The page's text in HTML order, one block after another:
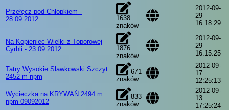
Przełęcz pod Chłopkiem -
28.09.2012
1638
znaków
2012-09-
29
16:18:29
Na Kopieniec Wielki z Toporowej
Cyrhli - 23.09.2012
1876
znaków
2012-09-
29
16:15:25
Tatry Wysokie Sławkowski Szczyt
2452 m npm
671
znaków
2012-09-
17
12:25:13
Wycieczka na KRYWAŃ 2494 m
npm 09092012
833
znaków
2012-09-
13
17:25:24